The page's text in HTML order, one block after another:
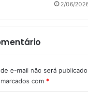
2/06/
e-mail não será
com *